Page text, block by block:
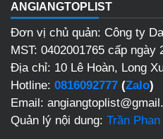
ANGIANGTOPLIST
Đơn vị chủ quản: Công ty
MST: 0402001765 cấp ngày
Địa chỉ: 10 Lê Hoàn, Long
Hotline: 0816092777 (Zalo)
Email:
Quản lý nội dung: Trần